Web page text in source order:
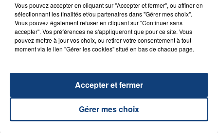
20 juillet 2026
UNE ADOLESCENTE DEVANT SE FAIRE
OPÉRER DE LA CHEVILLE RESSORT DE LA...
reconnu sa responsabilité et présenté ses
TITRES DIFFUSÉS
Vous pouvez accepter en cliquant sur "Accepter et fermer", ou affiner en
sélectionnant les finalités et/ou partenaires dans "Gérer mes choix".
Vous pouvez également refuser en cliquant sur "Continuer sans
accepter". Vos préférences ne s'appliqueront que pour ce site. Vous
pouvez mettre à jour vos choix, ou retirer votre consentement à tout
moment via le lien "Gérer les cookies" situé en bas de chaque page.
Gérer mes choix
Accepter et fermer